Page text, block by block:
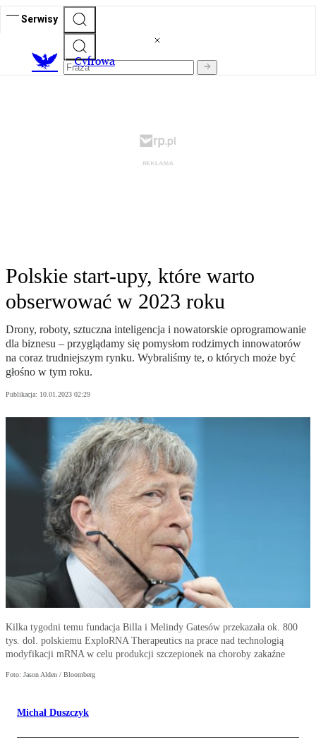
Serwisy
Cyfrowa
Polskie start-upy, które warto
obserwować w 2023 roku
Drony, roboty, sztuczna inteligencja i nowatorskie oprogramowanie
dla biznesu – przyglądamy się pomysłom rodzimych innowatorów
na coraz trudniejszym rynku. Wybraliśmy te, o których może być
głośno w tym roku.
Publikacja: 10.01.2023 02:29
Kilka tygodni temu fundacja Billa i Melindy Gatesów przekazała ok. 800
tys. dol. polskiemu ExploRNA Therapeutics na prace nad technologią
modyfikacji mRNA w celu produkcji szczepionek na choroby zakaźne
Foto: Jason Alden / Bloomberg
Michał Duszczyk